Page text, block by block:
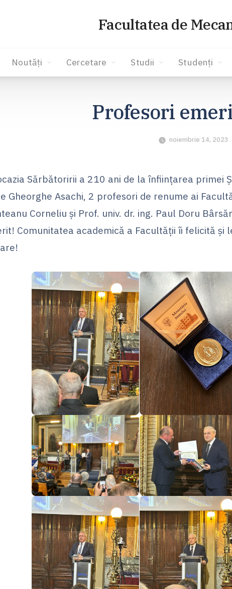
Facultatea de
Noutăți Cercetare Studii Studenți
Profesori
noiembrie 14, 2023
Sărbătoririi a 210 ani de la înființarea primei
Gheorghe Asachi, 2 profesori de renume ai
Corneliu și Prof. univ. dr. ing. Paul Doru
Comunitatea academică a Facultății îi felicită și